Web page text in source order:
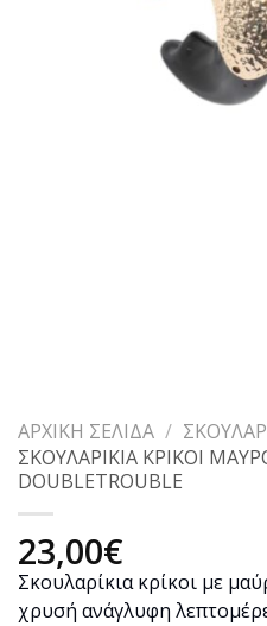
ΑΡΧΙΚΉ ΣΕΛΊΔΑ /
ΣΚΟΥΛΑΡΙΚΙΑ ΚΡΙΚΟΙ
DOUBLETROUBLE
23,00€
Σκουλαρίκια κρίκοι με
χρυσή ανάγλυφη